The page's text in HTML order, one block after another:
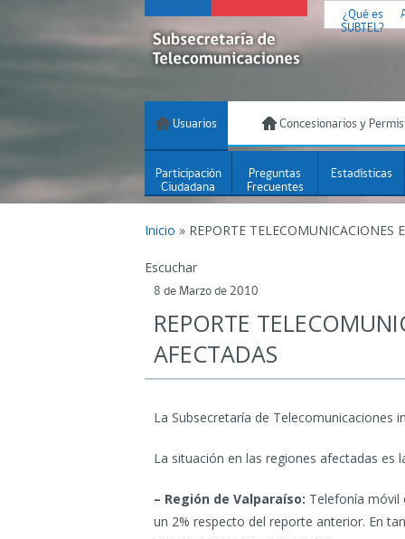
¿Qué es
SUBTEL?
Usuarios Concesionarios y
Participación
Ciudadana
Preguntas
Frecuentes
Estadísticas
Inicio » REPORTE TELECOMUNICACIONES
Escuchar
8 de Marzo de 2010
REPORTE
AFECTADAS
La Subsecretaría de Telecomunicaciones
La situación en las regiones afectadas es
– Región de Valparaíso: Telefonía móvil
un 2% respecto del reporte anterior. En